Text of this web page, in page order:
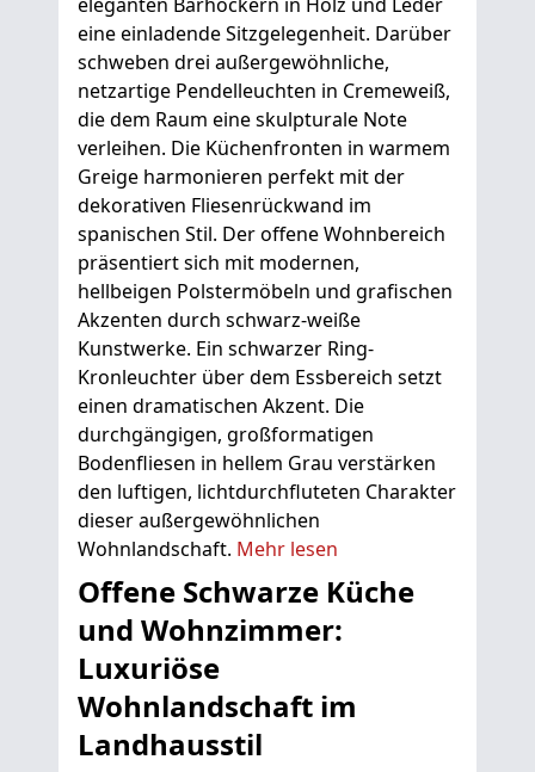
eine einladende Sitzgelegenheit. Darüber
schweben drei außergewöhnliche,
netzartige Pendelleuchten in Cremeweiß,
die dem Raum eine skulpturale Note
verleihen. Die Küchenfronten in warmem
Greige harmonieren perfekt mit der
dekorativen Fliesenrückwand im
spanischen Stil. Der offene Wohnbereich
präsentiert sich mit modernen,
hellbeigen Polstermöbeln und grafischen
Akzenten durch schwarz-weiße
Kunstwerke. Ein schwarzer Ring-
Kronleuchter über dem Essbereich setzt
einen dramatischen Akzent. Die
durchgängigen, großformatigen
Bodenfliesen in hellem Grau verstärken
den luftigen, lichtdurchfluteten Charakter
dieser außergewöhnlichen
Wohnlandschaft. Mehr lesen
Offene Schwarze Küche
und Wohnzimmer:
Luxuriöse
Wohnlandschaft im
Landhausstil